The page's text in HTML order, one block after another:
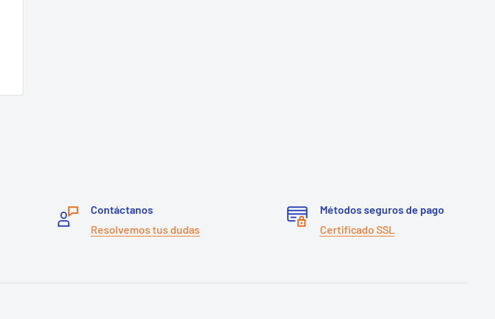
Contáctanos
Resolvemos tus dudas
Métodos seguros de pago
Certificado SSL